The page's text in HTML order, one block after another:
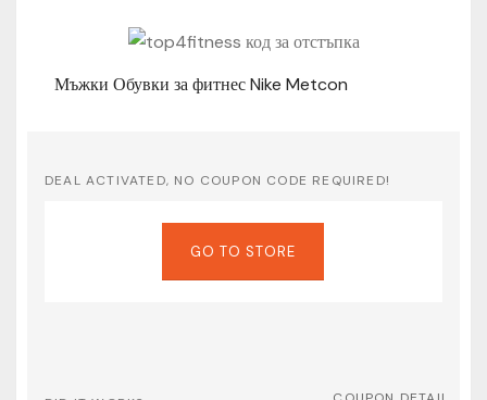
Мъжки Обувки за фитнес Nike Metcon
DEAL ACTIVATED, NO COUPON CODE REQUIRED!
GO TO STORE